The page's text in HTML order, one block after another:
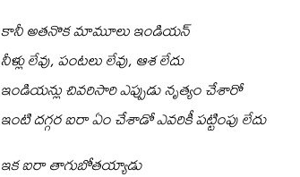
కానీ అతనొక మామూలు ఇండియన్
నీళ్లు లేవు, పంటలు లేవు, ఆశ లేదు
ఇండియన్లు చివరిసారి ఎప్పుడు నృత్యం చేశారో
ఇంటి దగ్గర ఐరా ఏం చేశాడో ఎవరికీ పట్టింపు లేదు
ఇక ఐరా తాగుబోతయ్యాడు